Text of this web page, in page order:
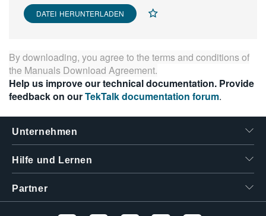
DATEI HERUNTERLADEN
By downloading, you agree to the terms and conditions of
the Manuals Download Agreement.
Help us improve our technical documentation. Provide
feedback on ourTekTalk documentation forum.
Unternehmen
Hilfe und Lernen
Partner